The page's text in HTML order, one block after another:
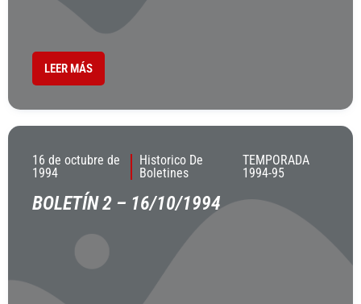
LEER MÁS
16 de octubre de
1994
Historico De
Boletines
TEMPORADA
1994-95
BOLETÍN 2 – 16/10/1994